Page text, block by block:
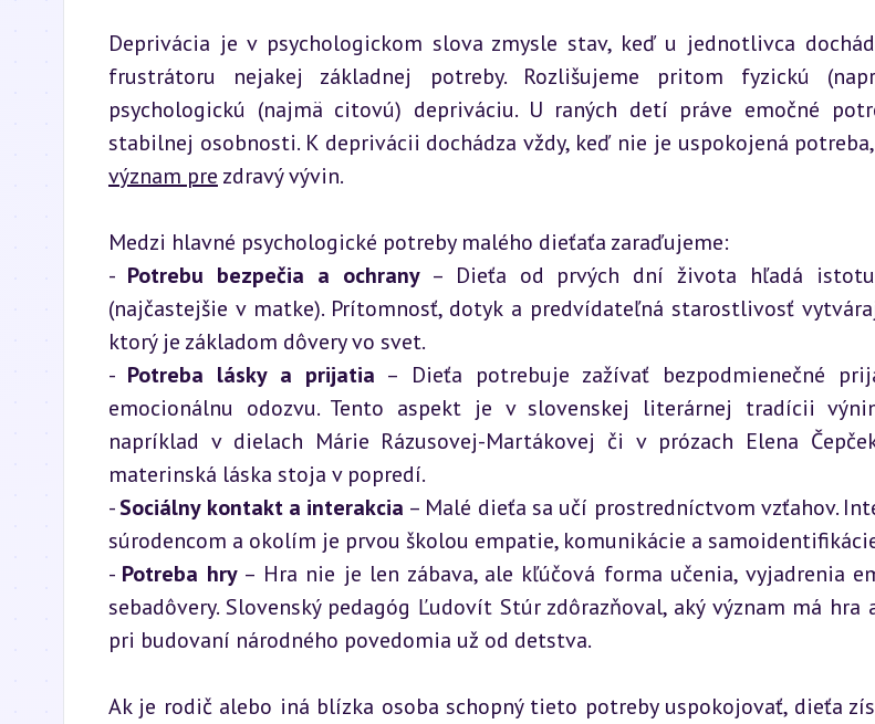
Deprivácia je v psychologickom slova zmysle stav, keď u jednotlivca
frustrátoru nejakej základnej potreby. Rozlišujeme pritom fyzickú
psychologickú (najmä citovú) depriváciu. U raných detí práve emočné
význam pre zdravý vývin.
Medzi hlavné psychologické potreby malého dieťaťa zaraďujeme:
- Potrebu bezpečia a ochrany – Dieťa od prvých dní života hľadá
(najčastejšie v matke). Prítomnosť, dotyk a predvídateľná starostlivosť
ktorý je základom dôvery vo svet.
- Potreba lásky a prijatia – Dieťa potrebuje zažívať bezpodmienečné
emocionálnu odozvu. Tento aspekt je v slovenskej literárnej tradícii
napríklad v dielach Márie Rázusovej-Martákovej či v prózach Elena
materinská láska stoja v popredí.
- Sociálny kontakt a interakcia – Malé dieťa sa učí prostredníctvom vzťahov.
súrodencom a okolím je prvou školou empatie, komunikácie a
- Potreba hry – Hra nie je len zábava, ale kľúčová forma učenia, vyjadrenia
sebadôvery. Slovenský pedagóg Ľudovít Stúr zdôrazňoval, aký význam má hra
pri budovaní národného povedomia už od detstva.
Ak je rodič alebo iná blízka osoba schopný tieto potreby uspokojovať, dieťa